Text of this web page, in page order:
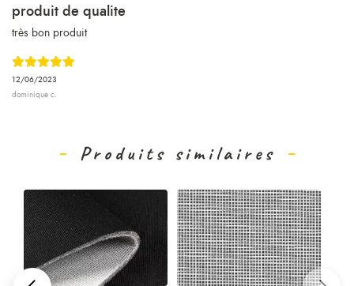
12/06/2023
dominique c.
produit de qualite
très bon produit
Produits similaires